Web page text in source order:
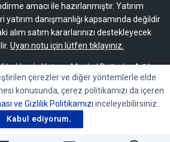
amacı ile hazırlanmıştır. Yatırım
danışmanlığı kapsamında değildir
alım satım kararlarınızı destekleyecek
Uyarı notu için lütfen tıklayınız.
İş Yatırım Menkul Değerler A.Ş.’ye
olmaksızın başkaları tarafından
veya tamamen çoğaltılamaz,
veya değiştirilemez.
çerezler ve diğer yöntemlerle elde
konusunda, çerez politikamızı da içeren
ve Gizlilik Politikamızı inceleyebilirsiniz.
Kabul ediyorum.